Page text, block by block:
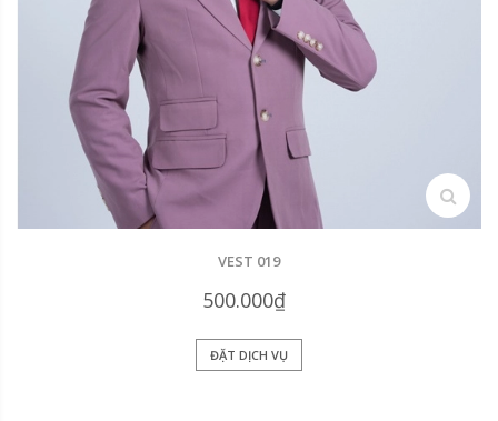
search
VEST 019
500.000₫
ĐẶT DỊCH VỤ